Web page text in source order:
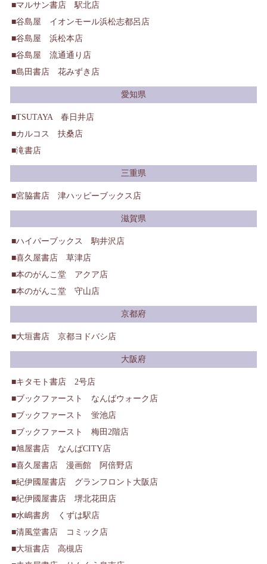
マルサン書店 駅北店
谷島屋 イオンモール浜松志都呂店
谷島屋 浜松本店
谷島屋 流通通り店
島田書店 花みずき店
愛知県
TSUTAYA 春日井店
カルコス 扶桑店
滝書店
三重県
宮脇書店 津ハッピーブックス店
滋賀県
ハイパーブックス 駒井沢店
喜久屋書店 草津店
本のがんこ堂 アクア店
本のがんこ堂 守山店
京都府
大垣書店 京都ヨドバシ店
大阪府
キタモト書店 2号店
ブックファースト なんばウォーク店
ブックファースト 蛍池店
ブックファースト 梅田2階店
旭屋書店 なんばCITY店
喜久屋書店 漫画館 阿倍野店
紀伊國屋書店 グランフロント大阪店
紀伊國屋書店 堺北花田店
水嶋書房 くずは駅店
清風堂書店 コミック店
大垣書店 高槻店